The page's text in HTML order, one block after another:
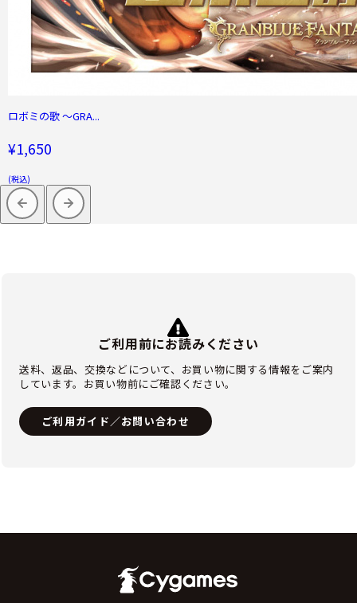
ロボミの歌 ～GRA...
¥1,650
(税込)
ご利用前にお読みください
送料、返品、交換などについて、お買い物に関する情報をご案内
しています。お買い物前にご確認ください。
ご利用ガイド／お問い合わせ